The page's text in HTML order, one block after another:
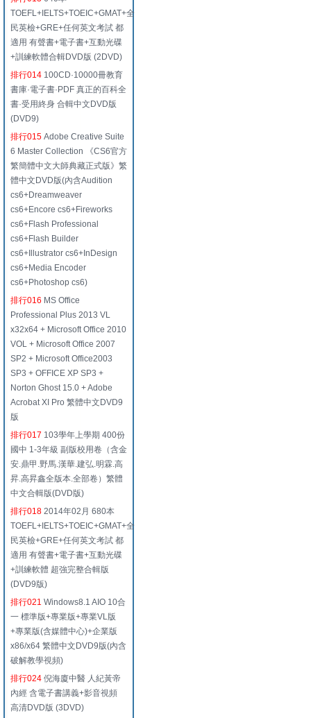
TOEFL+IELTS+TOEIC+GMAT+全
民英檢+GRE+任何英文考試 都
適用 有聲書+電子書+互動光碟
+訓練軟體合輯DVD版 (2DVD)
排行014 100CD·10000冊教育
書庫·電子書·PDF 真正的百科全
書·受用終身 合輯中文DVD版
(DVD9)
排行015 Adobe Creative Suite
6 Master Collection 《CS6官方
繁簡體中文大師典藏正式版》繁
體中文DVD版(內含Audition
cs6+Dreamweaver
cs6+Encore cs6+Fireworks
cs6+Flash Professional
cs6+Flash Builder
cs6+Illustrator cs6+InDesign
cs6+Media Encoder
cs6+Photoshop cs6)
排行016 MS Office
Professional Plus 2013 VL
x32x64 + Microsoft Office 2010
VOL + Microsoft Office 2007
SP2 + Microsoft Office2003
SP3 + OFFICE XP SP3 +
Norton Ghost 15.0 + Adobe
Acrobat XI Pro 繁體中文DVD9
版
排行017 103學年上學期 400份
國中 1-3年級 副版校用卷（含金
安.鼎甲.野馬.漢華.建弘.明霖.高
昇.高昇鑫全版本.全部卷）繁體
中文合輯版(DVD版)
排行018 2014年02月 680本
TOEFL+IELTS+TOEIC+GMAT+全
民英檢+GRE+任何英文考試 都
適用 有聲書+電子書+互動光碟
+訓練軟體 超強完整合輯版
(DVD9版)
排行021 Windows8.1 AIO 10合
一 標準版+專業版+專業VL版
+專業版(含媒體中心)+企業版
x86/x64 繁體中文DVD9版(內含
破解教學視頻)
排行024 倪海廈中醫 人紀黃帝
內經 含電子書講義+影音視頻
高清DVD版 (3DVD)